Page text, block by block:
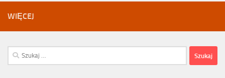
WIĘCEJ
Szukaj: